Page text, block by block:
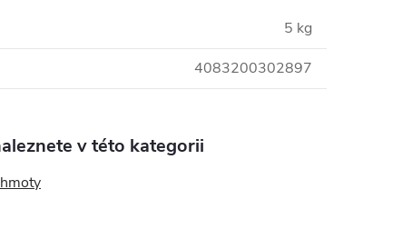
5 kg
4083200302897
v této kategorii